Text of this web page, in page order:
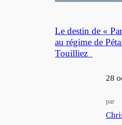
Le destin de «
au régime de
Touilliez
28
par